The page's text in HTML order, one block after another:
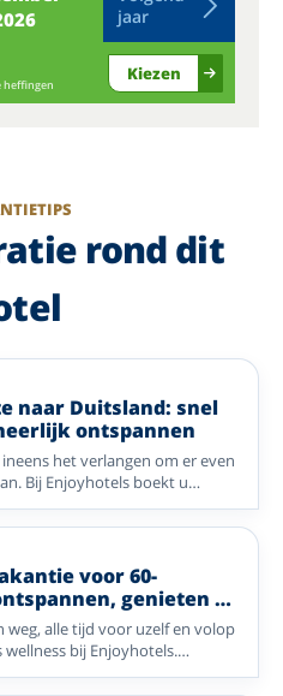
jaar
heffingen
Kiezen
rond dit
naar Duitsland: snel
ontspannen
het verlangen om er even
Bij Enjoyhotels boekt u
vakantie naar
comfortabel verblijf, gezellige
Ontdek sfeervolle
geniet binnenkort al van een
voor 60-
genieten en
weg, alle tijd voor uzelf en volop
wellness bij Enjoyhotels.
of het zwembad, geniet